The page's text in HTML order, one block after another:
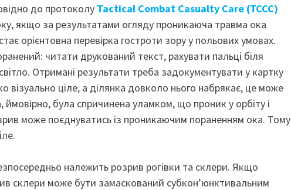
до протоколу Tactical Combat Casualty Care (TCCC)
якщо за результатами огляду проникаюча травма ока
орієнтовна перевірка гостроти зору у польових умовах.
читати друкований текст, рахувати пальці біля
Отримані результати треба задокументувати у картку
візуально ціле, а ділянка довколо нього набрякає, це може
ймовірно, була спричинена уламком, що проник у орбіту і
може поєднуватись із проникаючим пораненням ока. Тому
належить розрив рогівки та склери. Якщо
склери може бути замаскований субконʼюнктивальним